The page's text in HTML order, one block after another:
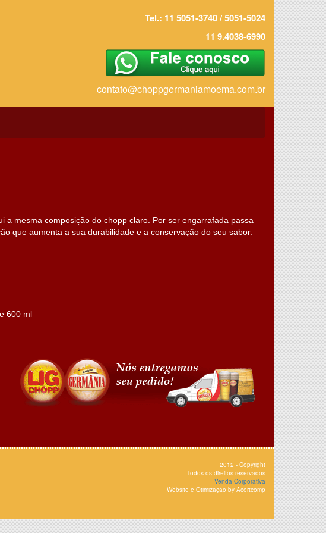
Tel.: 11 5051-3740 / 5051-5024
11 9.4038-6990
contato@choppgermaniamoema.com.br
a mesma composição do chopp claro. Por ser engarrafada passa
que aumenta a sua durabilidade e a conservação do seu sabor.
600 ml
2012 - Copyright
Todos os direitos reservados
Venda Corporativa
Website e Otimização by Acertcomp